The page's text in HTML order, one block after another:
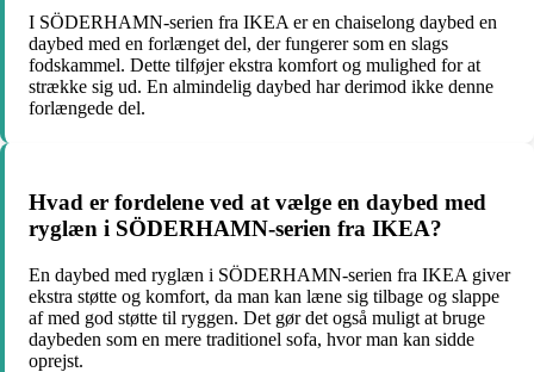
I SÖDERHAMN-serien fra IKEA er en chaiselong daybed en
daybed med en forlænget del, der fungerer som en slags
fodskammel. Dette tilføjer ekstra komfort og mulighed for at
strække sig ud. En almindelig daybed har derimod ikke denne
forlængede del.
Hvad er fordelene ved at vælge en daybed med
ryglæn i SÖDERHAMN-serien fra IKEA?
En daybed med ryglæn i SÖDERHAMN-serien fra IKEA giver
ekstra støtte og komfort, da man kan læne sig tilbage og slappe
af med god støtte til ryggen. Det gør det også muligt at bruge
daybeden som en mere traditionel sofa, hvor man kan sidde
oprejst.